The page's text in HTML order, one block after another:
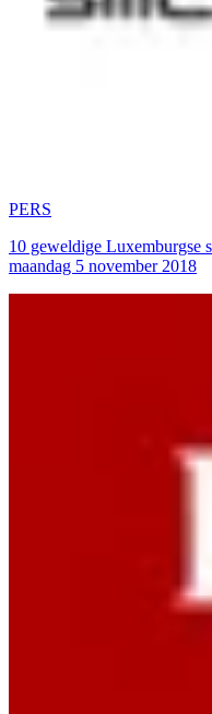
PERS
10 geweldige Luxemburgse
maandag 5 november 2018